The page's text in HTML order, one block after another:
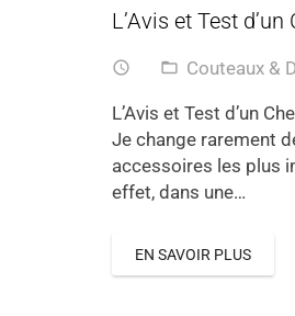
L’Avis et Test
access_time folder_open Couteaux &
L’Avis et Test d’un
Je change rarement
accessoires les plus
effet, dans une…
EN SAVOIR PLUS